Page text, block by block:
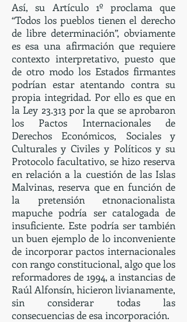
Así, su Artículo 1º proclama que
“Todos los pueblos tienen el derecho
de libre determinación”, obviamente
es esa una afirmación que requiere
contexto interpretativo, puesto que
de otro modo los Estados firmantes
podrían estar atentando contra su
propia integridad. Por ello es que en
la Ley 23.313 por la que se aprobaron
los Pactos Internacionales de
Derechos Económicos, Sociales y
Culturales y Civiles y Políticos y su
Protocolo facultativo, se hizo reserva
en relación a la cuestión de las Islas
Malvinas, reserva que en función de
la pretensión etnonacionalista
mapuche podría ser catalogada de
insuficiente. Este podría ser también
un buen ejemplo de lo inconveniente
de incorporar pactos internacionales
con rango constitucional, algo que los
reformadores de 1994, a instancias de
Raúl Alfonsín, hicieron livianamente,
sin considerar todas las
consecuencias de esa incorporación.